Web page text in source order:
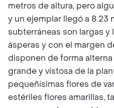
metros de altura, pero
y un ejemplar llegó a 8.23
subterráneas son largas y
ásperas y con el margen
disponen de forma
grande y vistosa de la
pequeñísimas flores de
estériles flores amarillas,